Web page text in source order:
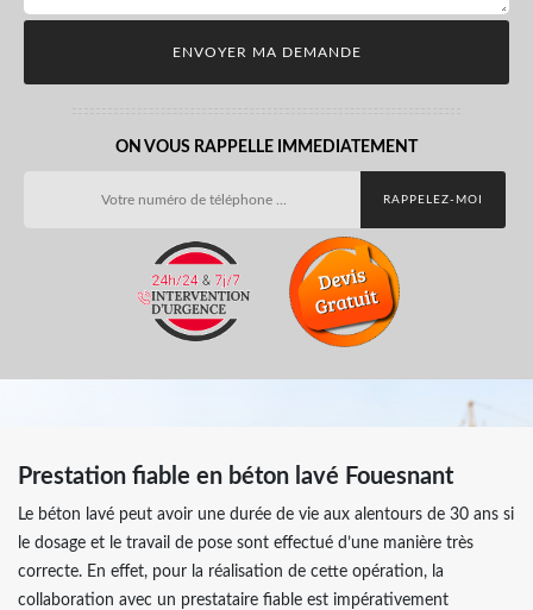
ON VOUS RAPPELLE IMMEDIATEMENT
Prestation fiable en béton lavé Fouesnant
Le béton lavé peut avoir une durée de vie aux alentours de 30 ans si
le dosage et le travail de pose sont effectué d’une manière très
correcte. En effet, pour la réalisation de cette opération, la
collaboration avec un prestataire fiable est impérativement